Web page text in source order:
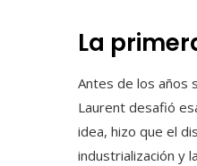
La
Antes de los años
Laurent desafió
idea, hizo que el
industrialización y